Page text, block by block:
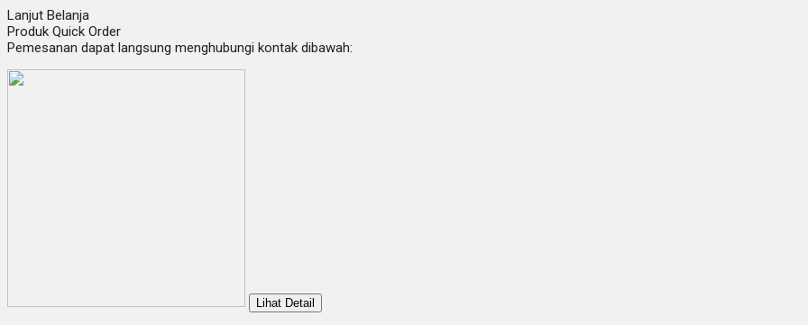
Lanjut Belanja
Produk Quick Order
Pemesanan dapat langsung menghubungi kontak dibawah:
Lihat Detail